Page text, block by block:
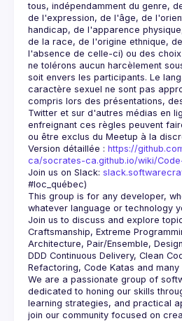
tous, indépendamment du genre,
de l'expression, de l'âge, de
handicap, de l'apparence
de la race, de l'origine ethnique,
l'absence de celle-ci) ou des choix
ne tolérons aucun harcèlement
soit envers les participants. Le
caractère sexuel ne sont pas
compris lors des présentations,
Twitter et sur d'autres médias en
enfreignant ces règles peuvent
Version détaillée : https://
ca/socrates-ca.github.io/wiki/
Join us on Slack:
#loc_québec)
This group is for any developer,
Join us to discuss and explore
Craftsmanship, Extreme
Architecture, Pair/Ensemble,
DDD Continuous Delivery, Clean
We are a passionate group of
dedicated to honing our skills
learning strategies, and practical
join our community focused on